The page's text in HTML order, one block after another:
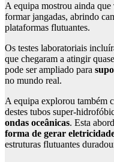
A equipa mostrou ainda que
formar jangadas, abrindo
plataformas flutuantes.
Os testes laboratoriais
que chegaram a atingir
pode ser ampliado para
no mundo real.
A equipa explorou também
destes tubos super-
ondas oceânicas. Esta
forma de gerar
estruturas flutuantes